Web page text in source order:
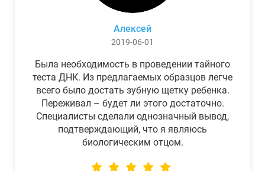
Алексей
2019-06-01
Была необходимость в проведении тайного
теста ДНК. Из предлагаемых образцов легче
всего было достать зубную щетку ребенка.
Переживал – будет ли этого достаточно.
Специалисты сделали однозначный вывод,
подтверждающий, что я являюсь
биологическим отцом.